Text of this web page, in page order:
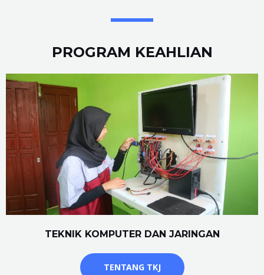
PROGRAM KEAHLIAN
TEKNIK KOMPUTER DAN JARINGAN
TENTANG TKJ